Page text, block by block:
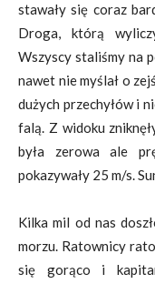
stawały się coraz
Droga, którą
Wszyscy staliśmy na
nawet nie myślał o
dużych przechyłów i
falą. Z widoku
była zerowa ale
pokazywały 25 m/s.
Kilka mil od nas
morzu. Ratownicy
się gorąco i